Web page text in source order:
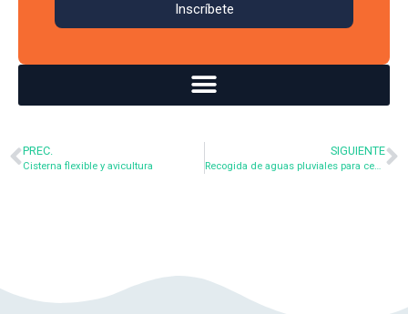
Inscríbete
PREC.
Cisterna flexible y avicultura
SIGUIENTE
Recogida de aguas pluviales para centros ecuestres